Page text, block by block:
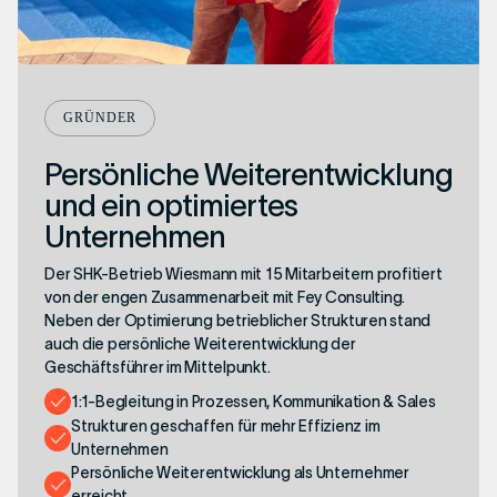
GRÜNDER
Persönliche Weiterentwicklung
und ein optimiertes
Unternehmen
Der SHK-Betrieb Wiesmann mit 15 Mitarbeitern profitiert
von der engen Zusammenarbeit mit Fey Consulting.
Neben der Optimierung betrieblicher Strukturen stand
auch die persönliche Weiterentwicklung der
Geschäftsführer im Mittelpunkt.
1:1-Begleitung in Prozessen, Kommunikation & Sales
Strukturen geschaffen für mehr Effizienz im
Unternehmen
Persönliche Weiterentwicklung als Unternehmer
Wir sind Fey Consulting